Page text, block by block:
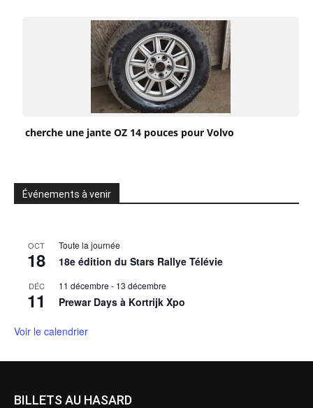
cherche une jante OZ 14 pouces pour Volvo
Événements à venir
OCT
18
Toute la journée
18e édition du Stars Rallye Télévie
DÉC
11
11 décembre - 13 décembre
Prewar Days à Kortrijk Xpo
Voir le calendrier
BILLETS AU HASARD